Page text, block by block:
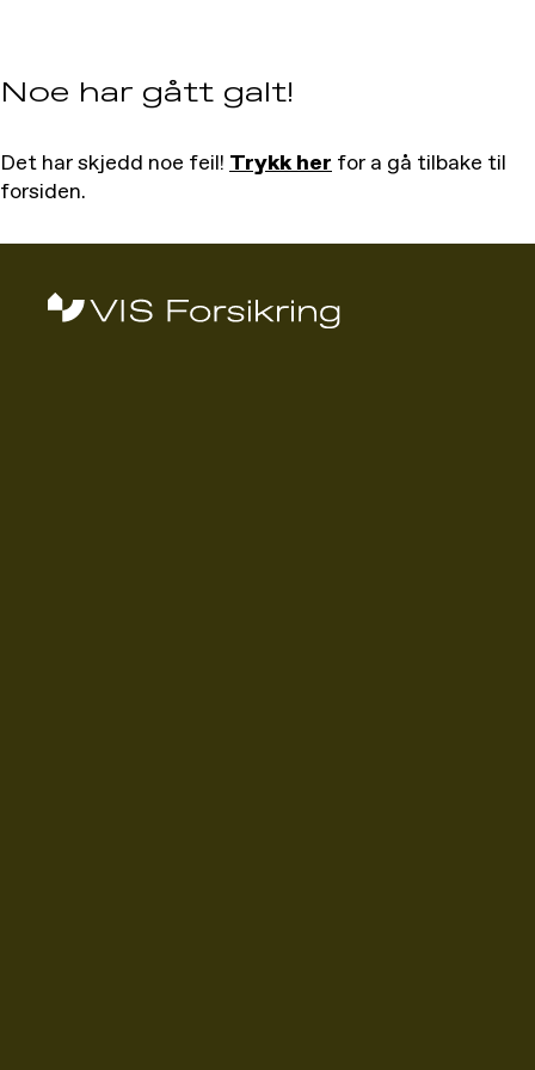
Noe har gått galt!
Det har skjedd noe feil! Trykk her for a gå tilbake til
forsiden.